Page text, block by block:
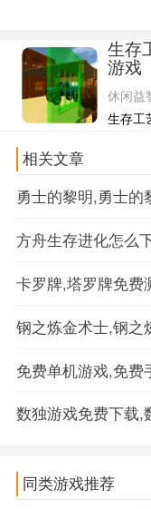
生存
游戏
休闲益
相关文章
勇士的黎明,勇士的
方舟生存进化怎么下
卡罗牌,塔罗牌免费
钢之炼金术士,钢之
免费单机游戏,免费
数独游戏免费下载,
同类游戏推荐